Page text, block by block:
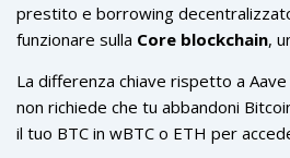
senza doverlo convertire in altro
pochi protocolli che sta cercando di
prestito e borrowing
funzionare sulla Core blockchain,
asset supportati e prestarli ad altri
interessi in cambio. Allo stesso
prestito in criptovaluta, usando i tuoi
La differenza chiave rispetto a Aave
non richiede che tu abbandoni
il tuo BTC in wBTC o ETH per